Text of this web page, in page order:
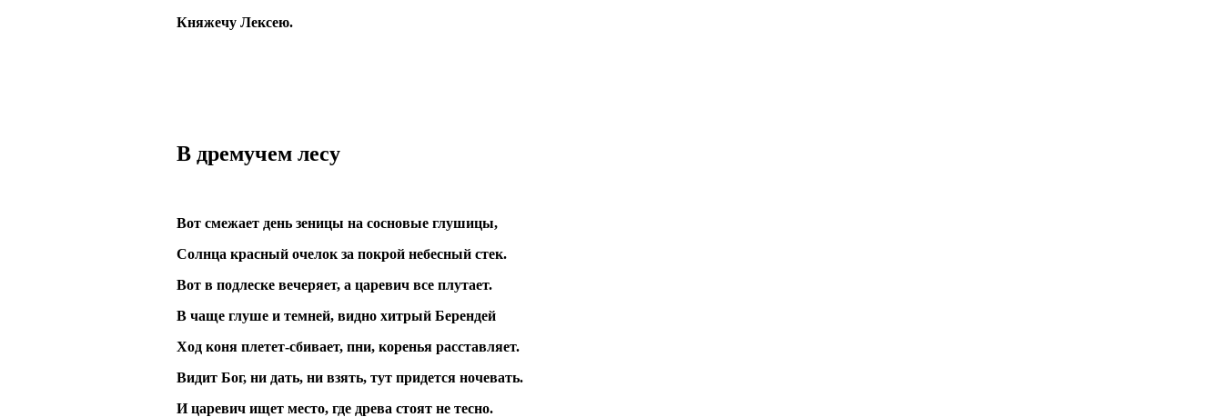
Княжечу Лексею.
В дремучем лесу
Вот смежает день зеницы на сосновые глушицы,
Солнца красный очелок за покрой небесный стек.
Вот в подлеске вечеряет, а царевич все плутает.
В чаще глуше и темней, видно хитрый Берендей
Ход коня плетет-сбивает, пни, коренья расставляет.
Видит Бог, ни дать, ни взять, тут придется ночевать.
И царевич ищет место, где древа стоят не тесно.